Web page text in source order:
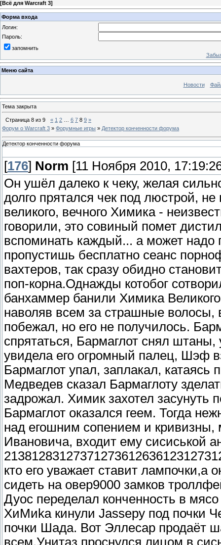
[Всё для Warcraft 3]
Форма входа
Логин:
Пароль:
запомнить
Меню сайта
Новости
Тема закрыта
Страница 8 из 9 « 1 2 6 7 8 9 »
Форум о Warcraft 3 » Форумные игры » Детектор конченности форума
Детектор конченности форума
[176] Norm [11 Ноября 2010,
Он ушёл далеко к чеку, желая
долго прятался чек под люстрой,
великого, вечного Химика -
говорили, это совиный помет
вспоминать каждый... а может надо
пропустишь бесплатно сеанс
вахтеров, так сразу обидно
поп-корна.Однажды котобог
банхаммер банили Химика
наволяв всем за страшные волосы,
побежал, но его не получилось.
спрятаться, Бармаглот снял
увидела его огромный палец, Шэф
Бармаглот упал, заплакал,
Медведев сказал Бармаглоту
задрожал. Химик захотел
Бармаглот оказался геем. Тогда
над егошним сопением и кривизны,
Ивановича, входит ему сисиськой
кто его уважает ставит лампочки,а
сидеть на овер9000 замков
Дуос переделал конченность в
ХиМиkа кинули Jassеру под почки
почки Шада. Вот Эллесар продаёт
всем.Унитаз проснулся лицом в